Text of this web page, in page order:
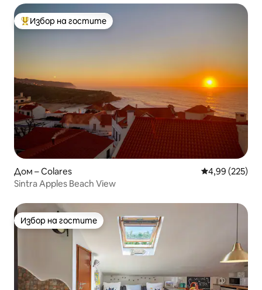
Най-популярен избор на гостите
Избор на гостите
Дом – Colares Средна
4,99 (225)
Sintra Apples Beach View
Избор на гостите
Избор на гостите